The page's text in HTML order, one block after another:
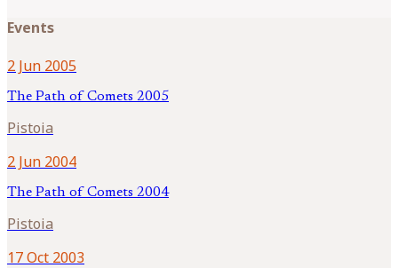
Events
2 Jun 2005
The Path of Comets 2005
Pistoia
2 Jun 2004
The Path of Comets 2004
Pistoia
17 Oct 2003